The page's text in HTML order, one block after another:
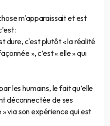
m'apparaissait et est
:
dure, c'est plutôt « la réalité
», c’est « elle » qui
les humains, le fait qu’elle
déconnectée de ses
via son expérience qui est